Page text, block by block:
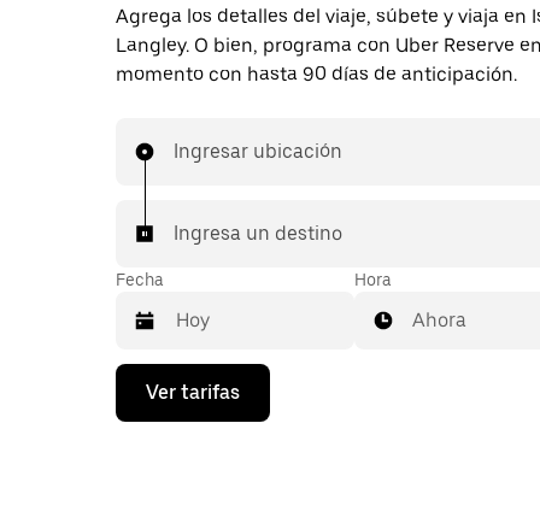
Agrega los detalles del viaje, súbete y viaja en
Langley. O bien, programa con Uber Reserve
momento con hasta 90 días de anticipación.
Ingresar ubicación
Ingresa un destino
Fecha
Presiona
flecha
Hora
Ahora
Ver tarifas